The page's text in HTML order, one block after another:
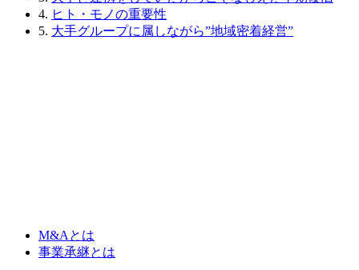
4. ヒト・モノの重要性
5. 大手グループに属しながら”地域密着経営”
M&Aとは
事業承継とは